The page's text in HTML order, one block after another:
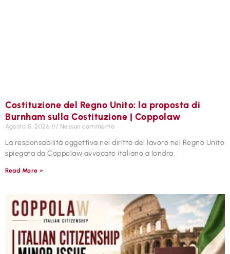
Costituzione del Regno Unito: la proposta di
Burnham sulla Costituzione | Coppolaw
Agosto 5, 2026 Nessun commento
La responsabilità oggettiva nel diritto del lavoro nel Regno Unito
spiegata da Coppolaw avvocato italiano a londra.
Read More »